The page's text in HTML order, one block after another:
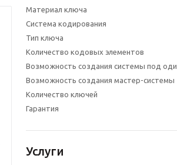
Материал ключа
Система кодирования
Тип ключа
Количество кодовых элементов
Возможность создания системы под
Возможность создания мастер-системы
Количество ключей
Гарантия
Услуги